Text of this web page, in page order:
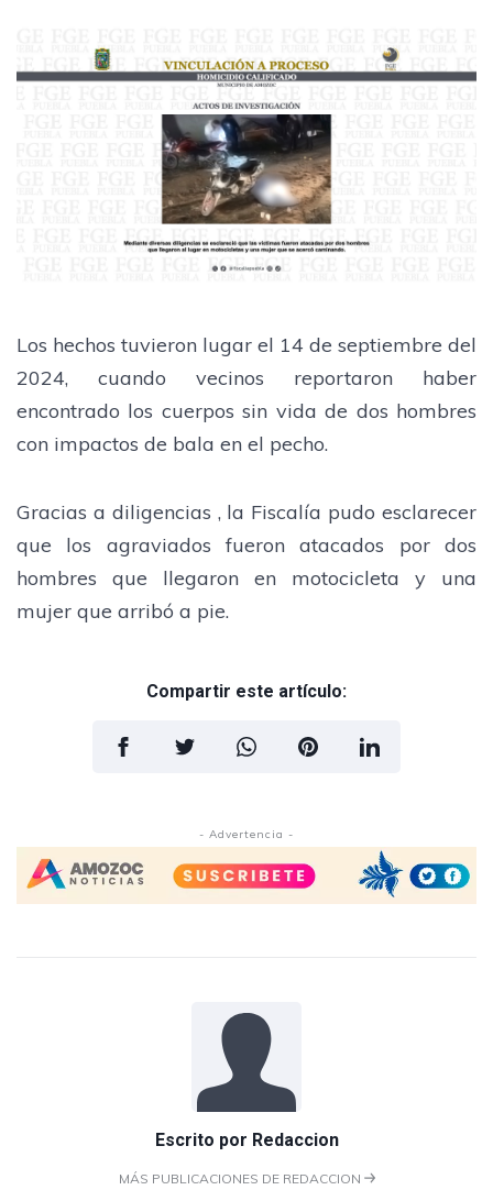
Los hechos tuvieron lugar el 14 de septiembre del
2024, cuando vecinos reportaron haber
encontrado los cuerpos sin vida de dos hombres
con impactos de bala en el pecho.
Gracias a diligencias , la Fiscalía pudo esclarecer
que los agraviados fueron atacados por dos
hombres que llegaron en motocicleta y una
mujer que arribó a pie.
Compartir este artículo:
- Advertencia -
Escrito por Redaccion
MÁS PUBLICACIONES DE REDACCION